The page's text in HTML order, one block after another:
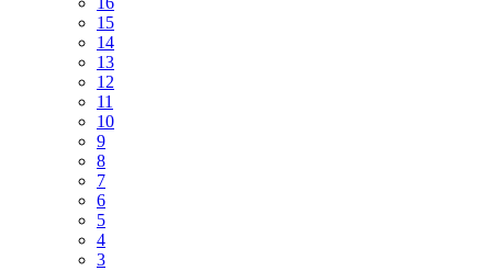
15
14
13
12
11
10
9
8
7
6
5
4
3